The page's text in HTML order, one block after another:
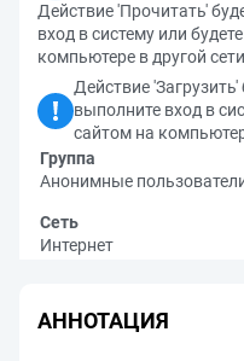
Действие 'Прочитать'
вход в систему или
компьютере в другой сети
Действие
выполните вход в
сайтом на
Группа
Анонимные
Сеть
Интернет
АННОТАЦИЯ